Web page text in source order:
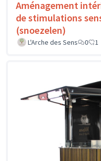
Aménagement
de stimulations
(snoezelen)
L'Arche des Sens 0 1